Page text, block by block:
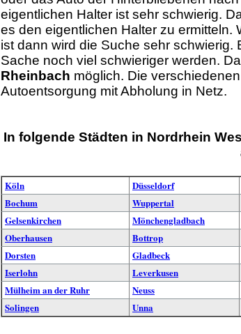
eigentlichen Halter ist sehr schwierig.
es den eigentlichen Halter zu ermitteln.
ist dann wird die Suche sehr
Sache noch viel schwieriger werden.
Rheinbach möglich. Die
Autoentsorgung mit Abholung in Netz.
In folgende Städten in Nordrhein
Köln Düsseldorf
Bochum
Wuppertal
Gelsenkirchen
Mönchengladbach
Oberhausen
Bottrop
Dorsten
Gladbeck
Iserlohn
Leverkusen
Mülheim an der Ruhr
Neuss
Solingen
Unna